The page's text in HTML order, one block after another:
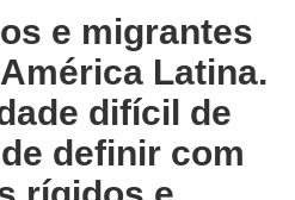
e migrantes
Latina.
difícil de
definir com